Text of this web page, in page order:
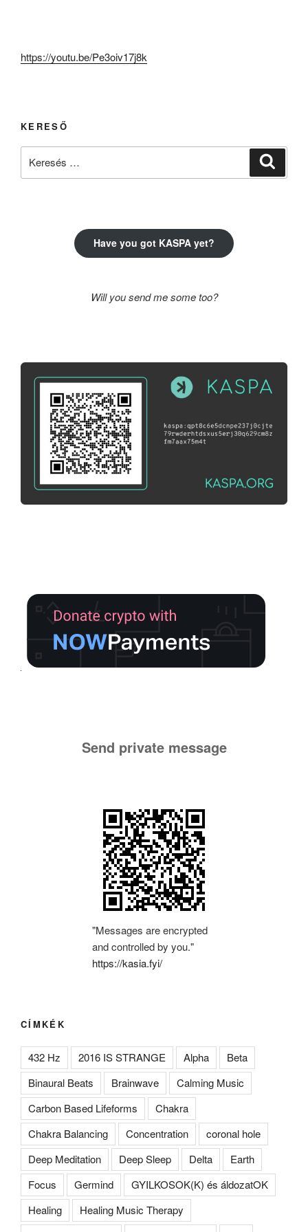
https://youtu.be/Pe3oiv17j8k
KERESŐ
Have you got KASPA yet?
Will you send me some too?
Send private message
"Messages are encrypted
and controlled by you."
https://kasia.fyi/
CÍMKÉK
432 Hz 2016 IS STRANGE Alpha
Beta
Binaural Beats
Brainwave
Calming Music
Carbon Based Lifeforms
Chakra
Chakra Balancing
Concentration
coronal hole
Deep Meditation
Deep Sleep Delta
Earth
Focus
Germind
GYILKOSOK(K) és áldozatOK
Healing
Healing Music Therapy